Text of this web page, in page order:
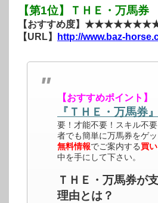
【第1位】ＴＨＥ・万馬券
【おすすめ度】
【URL】
http://www.baz-
【おすすめポイント】
『ＴＨＥ・万馬券』
要！才能不要！スキル不
者でも簡単に万馬券をゲ
無料情報でご案内する買い
中を手にして下さい。
ＴＨＥ・万馬券が
理由とは？